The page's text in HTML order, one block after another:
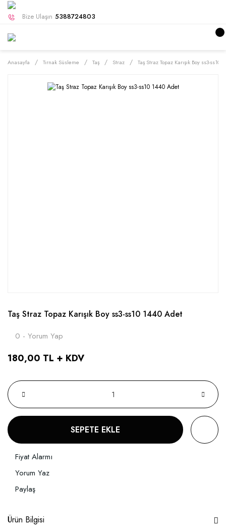
Bize Ulaşın 5388724803
Anasayfa Tırnak Süsleme Taş Straz Taş Straz Topaz Karışık Boy ss3-ss10
Taş Straz Topaz Karışık Boy ss3-ss10 1440 Adet
0 - Yorum Yap
180,00 TL + KDV
SEPETE EKLE
Fiyat Alarmı
Yorum Yaz
Paylaş
Ürün Bilgisi